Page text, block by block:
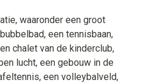
waaronder een groot
een tennisbaan,
chalet van de kinderclub,
lucht, een gebouw in de
een volleybalveld,